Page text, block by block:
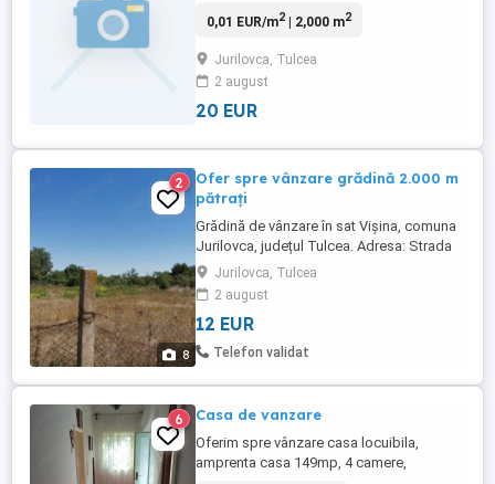
0,01 EUR/m2| 2,000 m2
Jurilovca, Tulcea
2 august
20 EUR
8
2
Ofer spre vânzare grădină 2.000 m
pătrați
Grădină de vânzare în sat Vișina, comuna
Jurilovca, județul Tulcea. Adresa: Strada
Căminului, nr. 10. Grădina are ieșire la
stradă. Aceasta se află la o distanță față
de șoseaua principală de circa 200m.
Strada va fi asfaltată, se vor realiza
canalizări și montare de rețea de gaze.
Jurilovca, Tulcea
2 august
12 EUR
Telefon validat
6 Casa de vanzare
Oferim spre vânzare casa locuibila,
amprenta casa 149mp, 4 camere,